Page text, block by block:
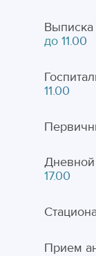
Выписка
до 11.00
11.00
Дневной
17.00
Прием